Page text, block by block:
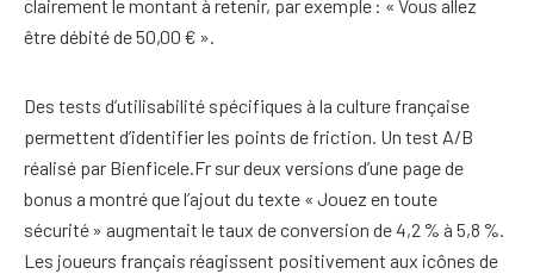
clairement le montant à retenir, par exemple : « Vous allez
être débité de 50,00 € ».
Des tests d’utilisabilité spécifiques à la culture française
permettent d’identifier les points de friction. Un test A/B
réalisé par Bienficele.Fr sur deux versions d’une page de
bonus a montré que l’ajout du texte « Jouez en toute
sécurité » augmentait le taux de conversion de 4,2 % à 5,8 %.
Les joueurs français réagissent positivement aux icônes de